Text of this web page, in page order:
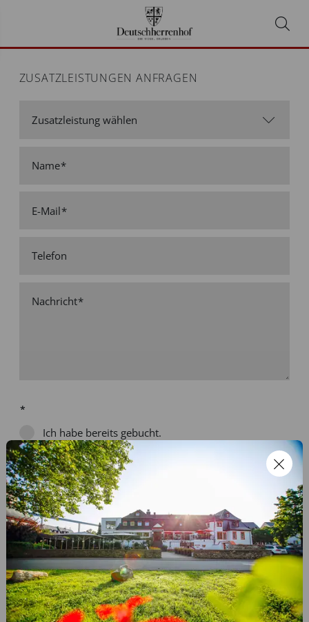
ZUSATZLEISTUNGEN ANFRAGEN
Name
E-Mail
Telefon
Nachricht
Ich habe bereits gebucht.
Ich habe noch nicht gebucht.
Falls Du bereits gebucht hast: Wie lautet deine
Buchungsnummer?
Bei der Kontaktaufnahme werden Ihre Angaben zwecks
Bearbeitung der Anfrage sowie für den Fall, dass